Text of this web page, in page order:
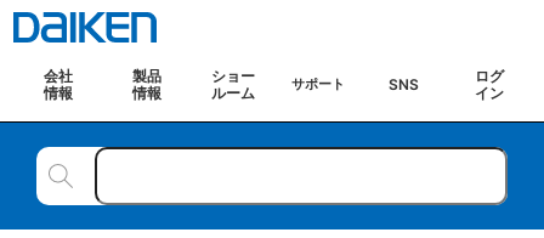
会社
情報
製品
情報
ショー
ルーム
サポート SNS
ログ
イン